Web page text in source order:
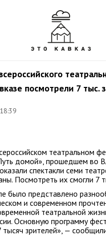
посмотрели 7 тыс.
театральном
домой», прошедшем во
спектакли семи
Посмотреть их смогли 7
было представлено
и современном
театральной
Основную программу
зрителей», —